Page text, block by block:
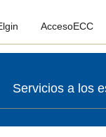
AccesoECC
Servicios a los